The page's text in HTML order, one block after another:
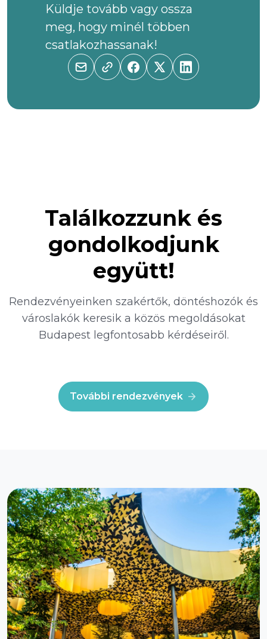
Küldje tovább vagy ossza
meg, hogy minél többen
csatlakozhassanak!
Találkozzunk és
gondolkodjunk
együtt!
Rendezvényeinken szakértők, döntéshozók és
városlakók keresik a közös megoldásokat
Budapest legfontosabb kérdéseiről.
További rendezvények